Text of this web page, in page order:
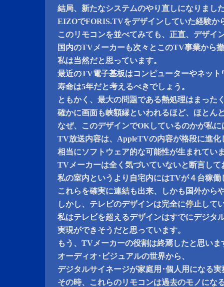
結局、新たなシステムのやり直しになりまし
EIZOでFORIS.TVをデザインしていた経験か
このリモコンを並べてみても、正直、デザイ
国内のTVメーカーも次々とこのTV事業から
私は当然だと思っています。
最近のTV電子基板はコンピューターやネッ
寿命は5年だと考えるべきでしょう。
ともかく、最大の問題である熱処理はまった
確かに画面も峡額縁といわれるほど、ほとん
なぜ、このデザインでOKしているのかが私に
TV放送内容は、AppleTVの内容が格段に進化
相当にソフトウェア的な可能性が生まれてい
TVメーカーは全く気づいていないと断言して
私の室内というより自宅内にはTVが４台稼働
これらを確実に連結も出来、しかも国外から
しかし、テレビのデザインは完全に停止して
私はテレビを超えるデザインはすでにデジタ
実現ができそうだと思っています。
もう、TVメーカーの役割は終焉したと思いま
オーディオ･ビジュアルの世界から、
デジタルサイネージが家庭用･個人用になる
その時、これらのリモコンは過去のモノにな